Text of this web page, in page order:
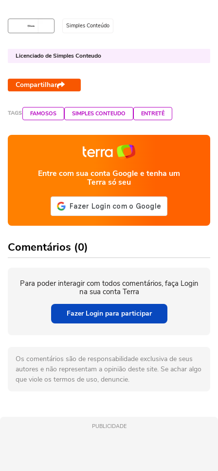
Simples Conteúdo
Licenciado de Simples Conteudo
Compartilhar
TAGS FAMOSOS SIMPLES CONTEUDO ENTRETÊ
Entre com sua conta Google e tenha um
Terra só seu
Comentários (0)
Para poder interagir com todos comentários, faça Login
na sua conta Terra
Fazer Login para participar
Os comentários são de responsabilidade exclusiva de seus
autores e não representam a opinião deste site. Se achar algo
que viole os termos de uso, denuncie.
PUBLICIDADE